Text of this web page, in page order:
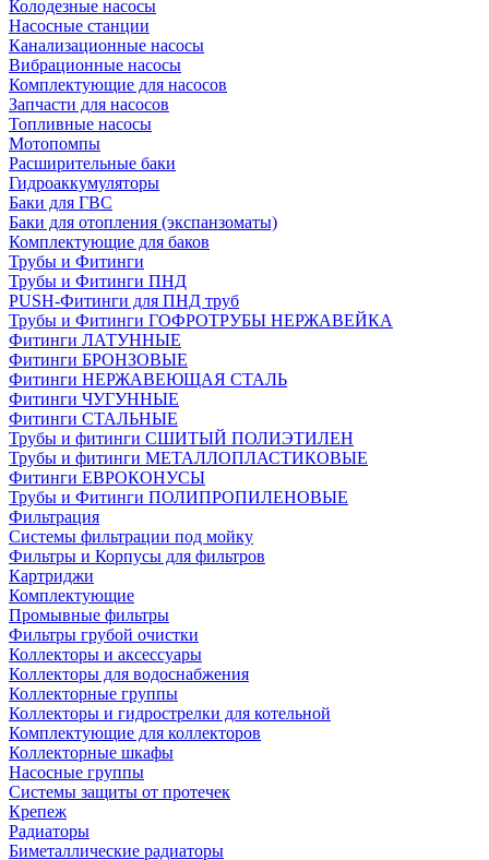
Колодезные насосы
Насосные станции
Канализационные насосы
Вибрационные насосы
Комплектующие для насосов
Запчасти для насосов
Топливные насосы
Мотопомпы
Расширительные баки
Гидроаккумуляторы
Баки для ГВС
Баки для отопления (экспанзоматы)
Комплектующие для баков
Трубы и Фитинги
Трубы и Фитинги ПНД
PUSH-Фитинги для ПНД труб
Трубы и Фитинги ГОФРОТРУБЫ НЕРЖАВЕЙКА
Фитинги ЛАТУННЫЕ
Фитинги БРОНЗОВЫЕ
Фитинги НЕРЖАВЕЮЩАЯ СТАЛЬ
Фитинги ЧУГУННЫЕ
Фитинги СТАЛЬНЫЕ
Трубы и фитинги СШИТЫЙ ПОЛИЭТИЛЕН
Трубы и фитинги МЕТАЛЛОПЛАСТИКОВЫЕ
Фитинги ЕВРОКОНУСЫ
Трубы и Фитинги ПОЛИПРОПИЛЕНОВЫЕ
Фильтрация
Системы фильтрации под мойку
Фильтры и Корпусы для фильтров
Картриджи
Комплектующие
Промывные фильтры
Фильтры грубой очистки
Коллекторы и аксессуары
Коллекторы для водоснабжения
Коллекторные группы
Коллекторы и гидрострелки для котельной
Комплектующие для коллекторов
Коллекторные шкафы
Насосные группы
Системы защиты от протечек
Крепеж
Радиаторы
Биметаллические радиаторы